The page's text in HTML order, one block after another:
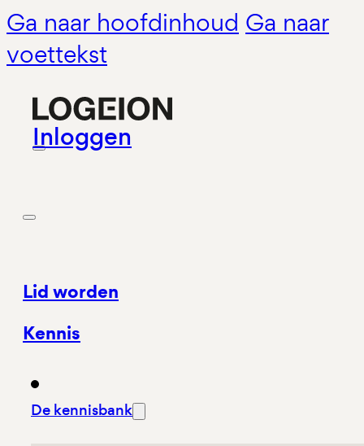
Ga naar hoofdinhoud Ga naar
voettekst
Inloggen
Lid worden
Kennis
De kennisbank